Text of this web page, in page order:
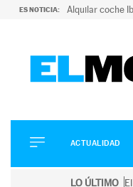
ES NOTICIA: Alquilar coche
ELÉCTRICOS
CONDUCIR
ACTUALIDAD
LO ÚLTIMO